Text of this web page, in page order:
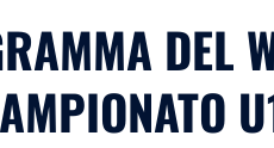
DEL